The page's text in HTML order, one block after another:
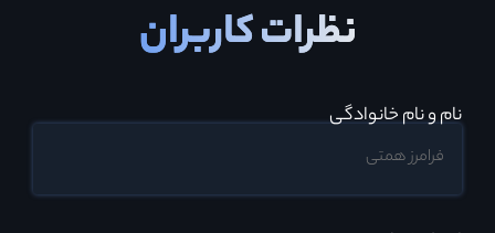
نظرات کاربران
نام و نام خانوادگی